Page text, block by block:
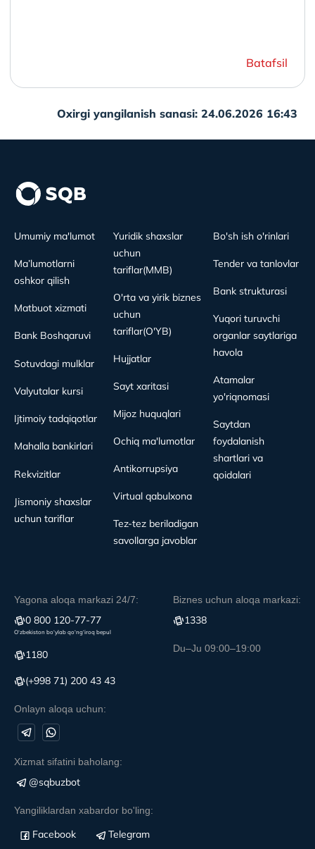
Batafsil
Oxirgi yangilanish sanasi: 24.06.2026 16:43
Umumiy ma'lumot
Ma’lumotlarni
oshkor qilish
Matbuot xizmati
Bank Boshqaruvi
Sotuvdagi mulklar
Valyutalar kursi
Ijtimoiy tadqiqotlar
Mahalla bankirlari
Rekvizitlar
Jismoniy shaxslar
uchun tariflar
Yuridik shaxslar
uchun
tariflar(MMB)
O'rta va yirik biznes
uchun
tariflar(O'YB)
Hujjatlar
Sayt xaritasi
Mijoz huquqlari
Ochiq ma'lumotlar
Antikorrupsiya
Virtual qabulxona
Tez-tez beriladigan
savollarga javoblar
Bo'sh ish o'rinlari
Tender va tanlovlar
Bank strukturasi
Yuqori turuvchi
organlar saytlariga
havola
Atamalar
yo'riqnomasi
Saytdan
foydalanish
shartlari va
qoidalari
Yagona aloqa markazi 24/7:
0 800 120-77-77
O‘zbekiston bo‘ylab qo‘ng‘iroq bepul
1180
(+998 71) 200 43 43
Onlayn aloqa uchun:
Biznes uchun aloqa markazi:
1338
Du–Ju 09:00–19:00
Xizmat sifatini baholang:
@sqbuzbot
Yangiliklardan xabardor bo'ling:
Facebook
Telegram